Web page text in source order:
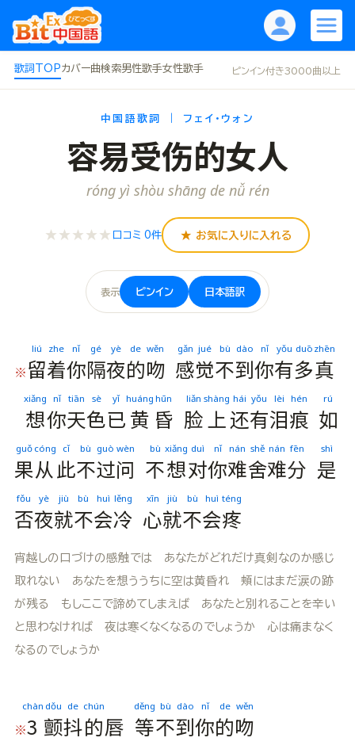
歌詞TOPカバー曲検索男性歌手女性歌手 ピンイン付き3000曲以上
中国語歌詞 ｜ フェイ・ウォン
容易受伤的女人
róng yì shòu shāng de nǚ rén
★★★★★ 口コミ 0件 ★ お気に入りに入れる
表示 ピンイン 日本語訳
※留
liú
着
zhe
你
nǐ
隔
gé
夜
yè
的
de
吻
wěn
感
gǎn
觉
jué
不
bù
到
dào
你
nǐ
有
yǒu
多
duō
真
zhēn
想
xiǎng
你
nǐ
天
tiān
色
sè
已
yǐ
黄
huáng
昏
hūn
脸
liǎn
上
shàng
还
hái
有
yǒu
泪
lèi
痕
hén
如
rú
果
guǒ
从
cóng
此
cǐ
不
bù
过
guò
问
wèn
不
bù
想
xiǎng
对
duì
你
nǐ
难
nán
舍
shě
难
nán
分
fēn
是
shì
否
fǒu
夜
yè
就
jiù
不
bù
会
huì
冷
lěng
心
xīn
就
jiù
不
bù
会
huì
疼
téng
宵越しの口づけの感触では あなたがどれだけ真剣なのか感じ
取れない あなたを想ううちに空は黄昏れ 頬にはまだ涙の跡
が残る もしここで諦めてしまえば あなたと別れることを辛い
と思わなければ 夜は寒くなくなるのでしょうか 心は痛まなく
なるのでしょうか
※3
chàn
颤
dǒu
抖
de
的
chún
唇 等
děng
不
bù
到
dào
你
nǐ
的
de
吻
wěn